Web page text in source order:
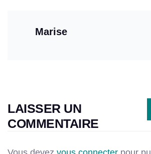
Marise
LAISSER UN
COMMENTAIRE